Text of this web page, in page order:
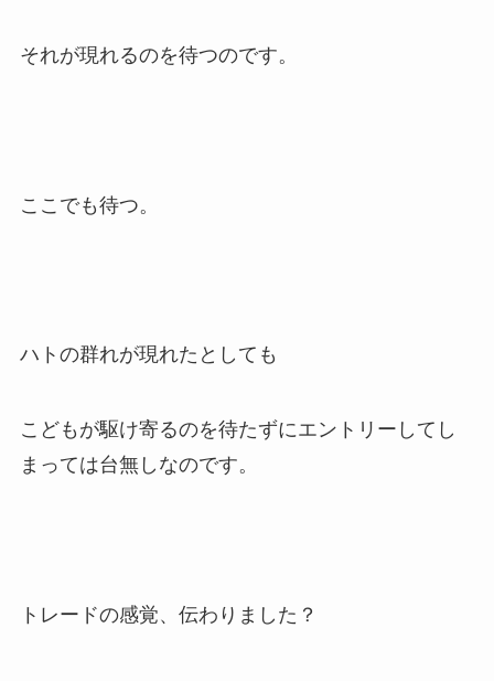
それが現れるのを待つのです。
ここでも待つ。
ハトの群れが現れたとしても
こどもが駆け寄るのを待たずにエントリーしてし
まっては台無しなのです。
トレードの感覚、伝わりました？